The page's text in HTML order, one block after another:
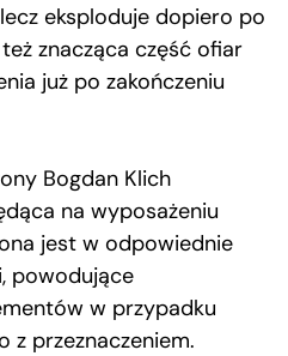
eksploduje dopiero po
znacząca część ofiar
już po zakończeniu
Bogdan Klich
na wyposażeniu
jest w odpowiednie
powodujące
w przypadku
z przeznaczeniem.